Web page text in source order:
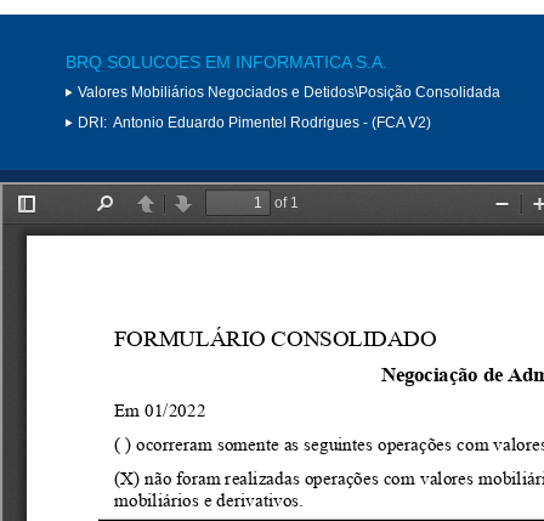
BRQ SOLUCOES EM INFORMATICA S.A.
Valores Mobiliários Negociados e Detidos\Posição Consolidada
DRI: Antonio Eduardo Pimentel Rodrigues - (FCA V2)